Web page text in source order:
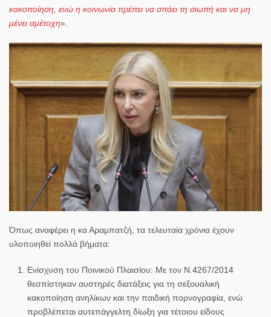
κακοποίηση, ενώ η κοινωνία πρέπει να σπάει τη σιωπή και να μη
μένει αμέτοχη».
Όπως αναφέρει η κα Αραμπατζή, τα τελευταία χρόνια έχουν
υλοποιηθεί πολλά βήματα:
Ενίσχυση του Ποινικού Πλαισίου: Με τον Ν.4267/2014
θεσπίστηκαν αυστηρές διατάξεις για τη σεξουαλική
κακοποίηση ανηλίκων και την παιδική πορνογραφία, ενώ
προβλέπεται αυτεπάγγελτη δίωξη για τέτοιου είδους